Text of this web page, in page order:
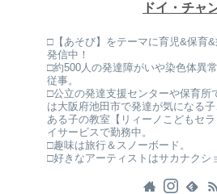
ドイ・チャ
□【あそび】をテーマに育児&保育
発信中！
□約500人の発達障がいや染色体異
従事。
□公立の発達支援センターや保育所
は大阪府池田市で発達が気になる
ある子の教室【リィーノこどもセ
イサービスで勤務中。
□趣味は旅行＆スノーボード。
□好きなアーティストはサカナクシ